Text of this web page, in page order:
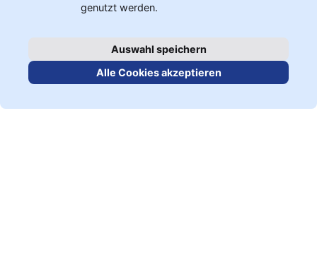
genutzt werden.
Auswahl speichern
Alle Cookies akzeptieren